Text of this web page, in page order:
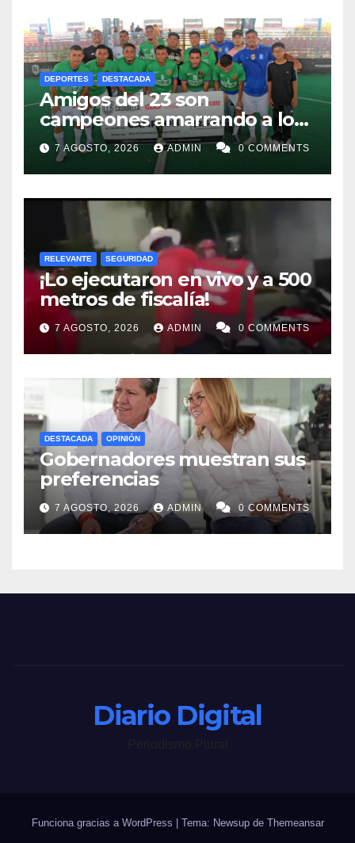
DEPORTES DESTACADA
Amigos del 23 son
campeones amarrando a los
“Perros Bravos”
7 AGOSTO, 2026 ADMIN 0 COMMENTS
RELEVANTE SEGURIDAD
¡Lo ejecutaron en vivo y a 500
metros de fiscalía!
7 AGOSTO, 2026 ADMIN 0 COMMENTS
DESTACADA OPINIÓN
Gobernadores muestran sus
preferencias
7 AGOSTO, 2026 ADMIN 0 COMMENTS
Diario Digital
Funciona gracias a WordPress Tema: Newsup de Themeansar